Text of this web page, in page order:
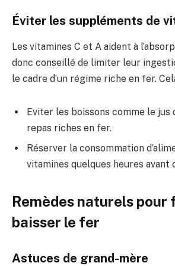
Éviter les suppléments de
Les vitamines C et A aident à
donc conseillé de limiter leur
le cadre d’un régime riche en fer.
Eviter les boissons comme le jus
repas riches en fer.
Réserver la consommation
vitamines quelques heures avant
Remèdes naturels pour
baisser le fer
Astuces de grand-mère